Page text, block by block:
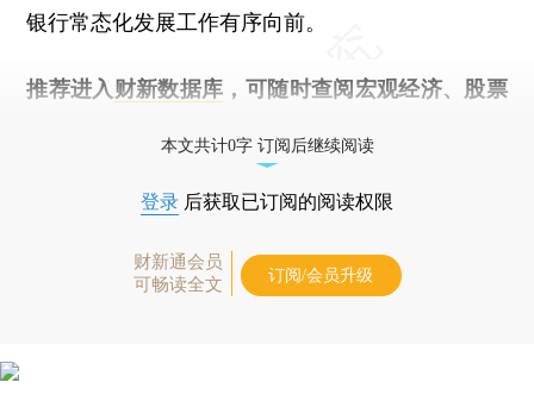
银行常态化发展工作有序向前。
推荐进入 财新数据库 ，可随时查阅宏观经济、股票
本文共计0字 订阅后继续阅读
登录 后获取已订阅的阅读权限
财新通会员
可畅读全文
订阅/会员升级